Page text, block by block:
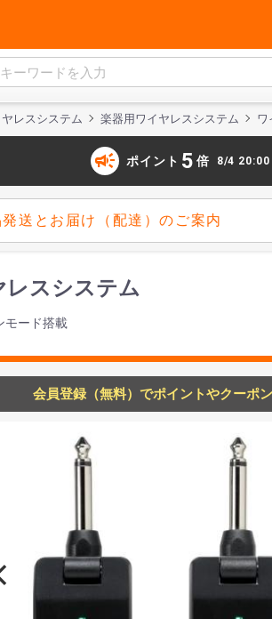
レスシステム 楽器用ワイヤレスシステム ワ
campaign ポイント 5 倍 8/4
送とお届け（配達）のご案内
レスシステム
モード搭載
会員登録（無料）でポイントやクーポ